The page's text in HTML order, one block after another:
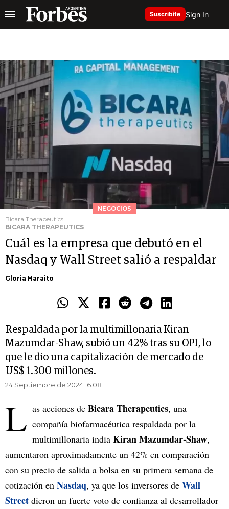
Suscribite Sign In
NEGOCIOS
Bicara Therapeutics
BICARA THERAPEUTICS
Cuál es la empresa que debutó en el
Nasdaq y Wall Street salió a respaldar
Gloria Haraito
Respaldada por la multimillonaria Kiran
Mazumdar-Shaw, subió un 42% tras su OPI, lo
que le dio una capitalización de mercado de
US$ 1.300 millones.
24 Septiembre de 2024 16.08
L as acciones de Bicara Therapeutics, una
compañía biofarmacéutica respaldada por la
multimillonaria india Kiran Mazumdar-Shaw,
aumentaron aproximadamente un 42% en comparación
con su precio de salida a bolsa en su primera semana de
cotización en Nasdaq, ya que los inversores de Wall
Street dieron un fuerte voto de confianza al desarrollador